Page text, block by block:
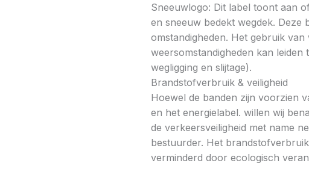
Sneeuwlogo: Dit label toont aan
en sneeuw bedekt wegdek. Deze
omstandigheden. Het gebruik
weersomstandigheden kan
wegligging en slijtage).
Brandstofverbruik & veiligheid
Hoewel de banden zijn voorzien
en het energielabel. willen wij
de verkeersveiligheid met name
bestuurder. Het
verminderd door ecologisch